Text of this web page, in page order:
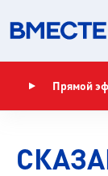
Прямой